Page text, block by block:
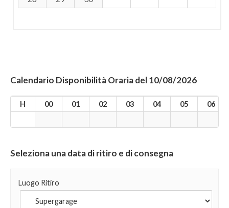
Calendario Disponibilità Oraria del 10/08/2026
H 00 01 02 03 04 05 06
Seleziona una data di ritiro e di consegna
Luogo Ritiro